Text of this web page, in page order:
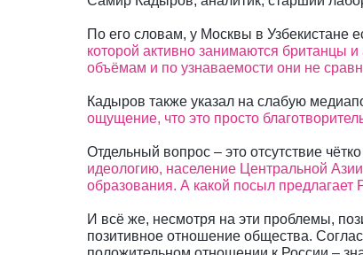
По его словам, у Москвы в Узбекистане
которой активно занимаются британцы
объёмам и по узнаваемости они не
Кадыров также указал на слабую
ощущение, что это просто
Отдельный вопрос – это отсутствие
идеологию, население Центральной
образования. А какой посыл
И всё же, несмотря на эти проблемы,
позитивное отношение общества.